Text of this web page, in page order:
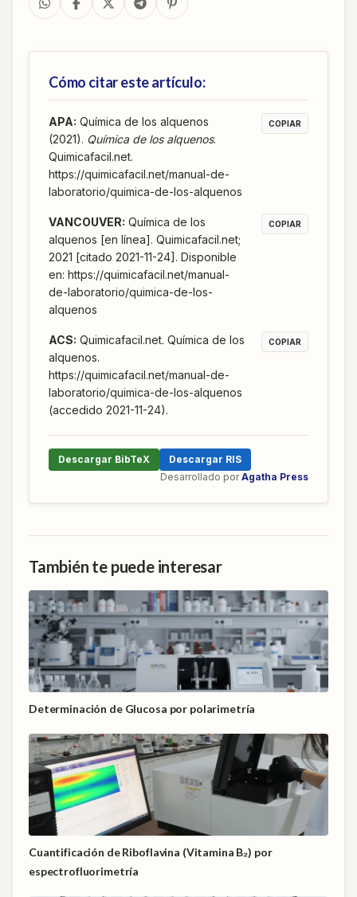
Cómo citar este artículo:
APA: Química de los alquenos
(2021). Química de los alquenos.
Quimicafacil.net.
https://quimicafacil.net/manual-de-
laboratorio/quimica-de-los-alquenos
COPIAR
VANCOUVER: Química de los
alquenos [en línea]. Quimicafacil.net;
2021 [citado 2021-11-24]. Disponible
en: https://quimicafacil.net/manual-
de-laboratorio/quimica-de-los-
alquenos
COPIAR
ACS: Quimicafacil.net. Química de los
alquenos.
https://quimicafacil.net/manual-de-
laboratorio/quimica-de-los-alquenos
(accedido 2021-11-24).
COPIAR
Descargar BibTeX
Descargar RIS
Desarrollado por Agatha Press
También te puede interesar
Determinación de Glucosa por polarimetría
Cuantificación de Riboflavina (Vitamina B₂) por
espectrofluorimetría